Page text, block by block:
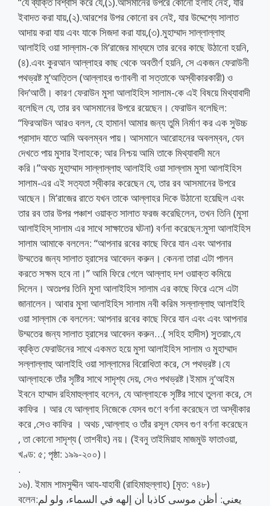
ইবাদত করা যায়,(২).আরশের উপর কোনো রব নেই, যার উদ্দেশ্যে সালাত
আদায় করা যায় এবং যাকে সিজদা করা যায়,(৩).মুহাম্মাদ সাল্লাল্লাহু
আলাইহি ওয়া সাল্লাম-কে মি‘রাজের মাধ্যমে তার রবের কাছে উঠানো হয়নি,
(৪).এবং কুরআন আল্লাহর কাছ থেকে অবতীর্ণ হয়নি, সে একজন ফেরাউনী
পথভ্রষ্ট মু‘আত্তিল (আল্লাহর গুণাবলী বা সত্তাকে অস্বীকারকারী) ও
বিদ‘আতী। কারণ ফেরাউন মুসা আলাইহিস সালাম-কে এই বিষয়ে মিথ্যাবাদী
বলেছিল যে, তার রব আসমানের উপরে রয়েছেন। ফেরাউন বলেছিল:
“ফিরআউন আরও বলল, হে হামান! আমার জন্য তুমি নির্মাণ কর এক সুউচ্চ
প্রাসাদ যাতে আমি অবলম্বন পায়। আসমানে আরোহনের অবলম্বন, যেন
দেখতে পায় মুসার ইলাহকে; আর নিশ্চয় আমি তাকে মিথ্যাবাদী মনে
করি।”অথচ মুহাম্মাদ সাল্লাল্লাহু আলাইহি ওয়া সাল্লাম মুসা আলাইহিস
সালাম-এর এই সত্যতা স্বীকার করেছেন যে, তার রব আসমানের উপরে
আছেন। মি‘রাজের রাতে যখন তাকে আল্লাহর দিকে উঠানো হয়েছিল এবং
তার রব তার উপর পঞ্চাশ ওয়াক্ত সালাত ফরজ করেছিলেন, তখন তিনি (মুসা
আলাইহিস্ সালাম এর সাথে সাক্ষাতের ঘটনা) বর্ণনা করেছেন:মুসা আলাইহিস
সালাম আমাকে বললেন: “আপনার রবের কাছে ফিরে যান এবং আপনার
উম্মতের জন্য সালাত হ্রাসের আবেদন করুন। কেননা তারা এটা পালন
করতে সক্ষম হবে না।” আমি ফিরে গেলে আল্লাহ দশ ওয়াক্ত কমিয়ে
দিলেন। অতঃপর তিনি মুসা আলাইহিস সালাম এর কাছে ফিরে এসে এটা
জানালেন। আবার মুসা আলাইহিস সালাম নবী করিম সল্লাল্লাহু আলাইহি
ওয়া সাল্লাম কে বললেন: আপনার রবের কাছে ফিরে যান এবং এবং আপনার
উম্মতের জন্য সালাত হ্রাসের আবেদন করুন…( সহিহ হাদীস) সুতরাং,যে
ব্যক্তি ফেরাউনের সাথে একমত হয়ে মুসা আলাইহিস সালাম ও মুহাম্মাদ
সল্লাল্লাহু আলাইহি ওয়া সাল্লামের বিরোধিতা করে, সে পথভ্রষ্ট।যে
আল্লাহকে তাঁর সৃষ্টির সাথে সাদৃশ্য দেয়, সেও পথভ্রষ্ট।ইমাম নু‘আইম
ইবনে হাম্মাদ রহিমাহুল্লাহ বলেন, যে আল্লাহকে সৃষ্টির সাথে তুলনা করে, সে
কাফির । আর যে আল্লাহ নিজেকে যেসব গুণে বর্ণনা করেছেন তা অস্বীকার
করে ,সেও কাফির । অথচ ,আল্লাহ ও তাঁর রসূল যেসব গুণ বর্ণনা করেছেন
, তা কোনো সাদৃশ্য ( তাশবীহ) নয়। (ইবনু তাইমিয়াহ মাজমুউ ফাতাওয়া,
খণ্ড: ৫; পৃষ্ঠা: ১৯৯-২০০)।
.
১৬). ইমাম শামসুদ্দীন আয-যাহাবী (রাহিমাহুল্লাহ) [মৃত: ৭৪৮)
বলেন:يعني: أظن موسى كاذبا أن إلهه في السماء، ولو لم